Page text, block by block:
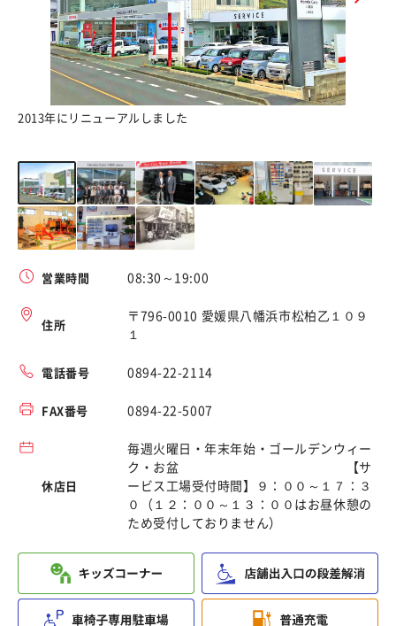
2013年にリニューアルしました
営業時間 08:30～19:00
住所
〒796-0010 愛媛県八幡浜市松柏乙１０９
１
電話番号 0894-22-2114
FAX番号 0894-22-5007
休店日
毎週火曜日・年末年始・ゴールデンウィー
ク・お盆 【サ
ービス工場受付時間】９：００～１７：３
０（１２：００～１３：００はお昼休憩の
ため受付しておりません）